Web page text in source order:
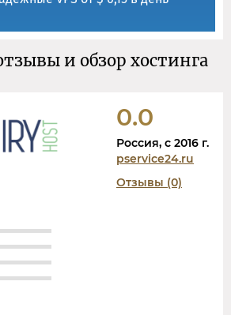
и обзор хостинга
0.0
Россия, c 2016 г.
pservice24.ru
Отзывы (0)